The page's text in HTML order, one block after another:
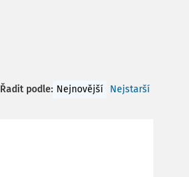
Řadit podle: Nejnovější Nejstarší